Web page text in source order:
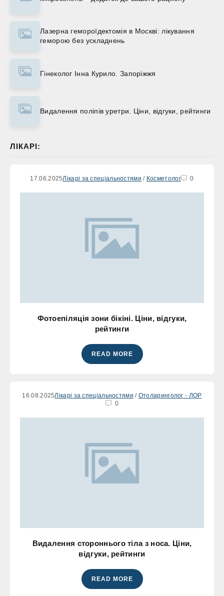
Лазерна гемороїдектомія в Москві: лікування
геморою без ускладнень
Гінеколог Інна Курило. Запоріжжя
Видалення поліпів уретри. Ціни, відгуки, рейтинги
ЛІКАРІ:
17.06.2025Лікарі за спеціальностями / Косметолог 0
Фотоепіляція зони бікіні. Ціни, відгуки,
рейтинги
READ MORE
16.08.2025Лікарі за спеціальностями / Отоларинголог - ЛОР
0
Видалення стороннього тіла з носа. Ціни,
відгуки, рейтинги
READ MORE